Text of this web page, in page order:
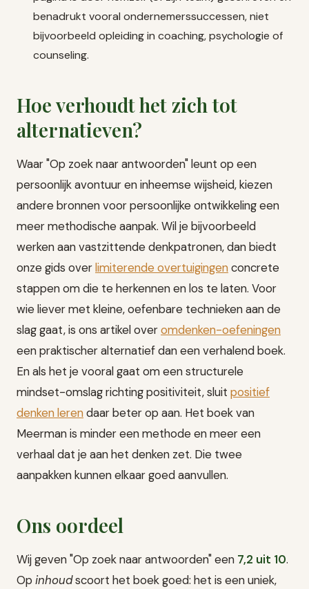
benadrukt vooral ondernemerssuccessen, niet
bijvoorbeeld opleiding in coaching, psychologie of
counseling.
Hoe verhoudt het zich tot
alternatieven?
Waar "Op zoek naar antwoorden" leunt op een
persoonlijk avontuur en inheemse wijsheid, kiezen
andere bronnen voor persoonlijke ontwikkeling een
meer methodische aanpak. Wil je bijvoorbeeld
werken aan vastzittende denkpatronen, dan biedt
onze gids overlimiterende overtuigingenconcrete
stappen om die te herkennen en los te laten. Voor
wie liever met kleine, oefenbare technieken aan de
slag gaat, is ons artikel overomdenken-oefeningen
een praktischer alternatief dan een verhalend boek.
En als het je vooral gaat om een structurele
mindset-omslag richting positiviteit, sluit positief
denken lerendaar beter op aan. Het boek van
Meerman is minder een methode en meer een
verhaal dat je aan het denken zet. Die twee
aanpakken kunnen elkaar goed aanvullen.
Ons oordeel
Wij geven "Op zoek naar antwoorden" een 7,2 uit 10.
Op inhoudscoort het boek goed: het is een uniek,